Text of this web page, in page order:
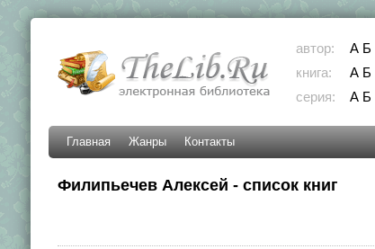
автор: А Б
книга:
А Б
серия:
А Б
Главная Жанры Контакты
Филипьечев Алексей - список книг